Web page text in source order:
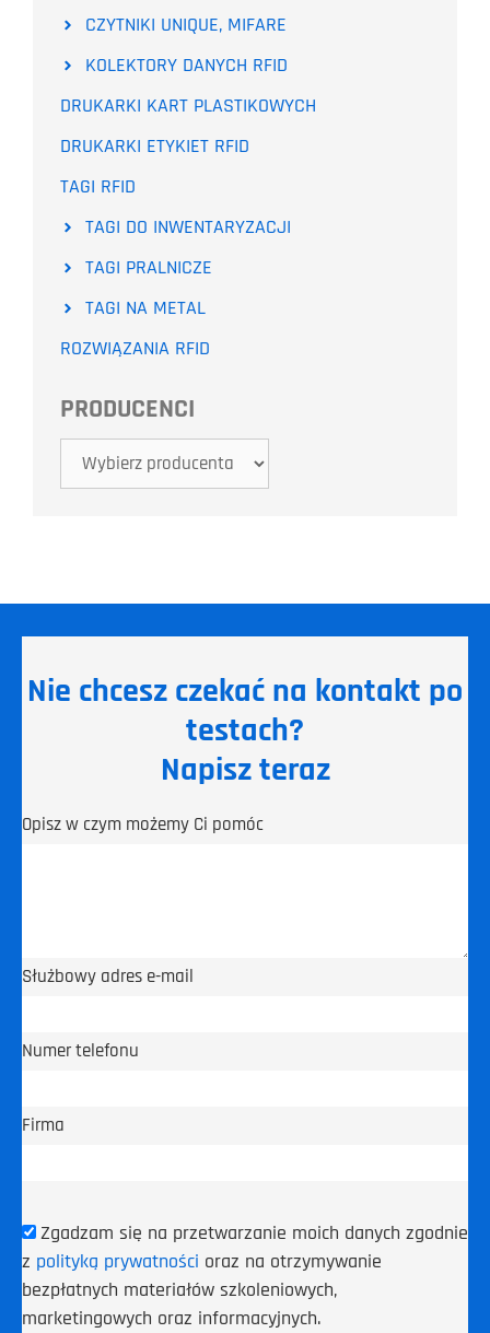
CZYTNIKI UNIQUE, MIFARE
KOLEKTORY DANYCH RFID
DRUKARKI KART PLASTIKOWYCH
DRUKARKI ETYKIET RFID
TAGI RFID
TAGI DO INWENTARYZACJI
TAGI PRALNICZE
TAGI NA METAL
ROZWIĄZANIA RFID
PRODUCENCI
Nie chcesz czekać na kontakt po
testach?
Napisz teraz
Opisz w czym możemy Ci pomóc
Służbowy adres e-mail
Numer telefonu
Firma
Zgadzam się na przetwarzanie moich danych zgodnie
z polityką prywatności oraz na otrzymywanie
bezpłatnych materiałów szkoleniowych,
marketingowych oraz informacyjnych.